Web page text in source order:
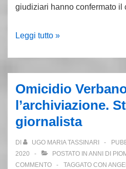
giudiziari hanno confermato
40
Verbano.
Per
il
una
lunga
Leggi tutto »
Omicidio
l’archiviazione.
giornalista
DI UGO MARIA TASSINARI
2020
POSTATO IN ANNI DI
COMMENTO
TAGGATO CON